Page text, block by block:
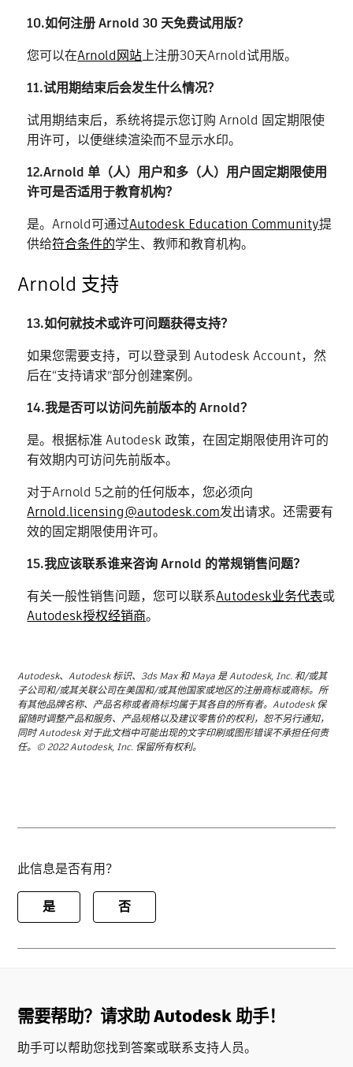
10.如何注册 Arnold 30 天免费试用版？
您可以在Arnold网站上注册30天Arnold试用版。
11.试用期结束后会发生什么情况？
试用期结束后，系统将提示您订购 Arnold 固定期限使
用许可，以便继续渲染而不显示水印。
12.Arnold 单（人）用户和多（人）用户固定期限使用
许可是否适用于教育机构？
是。Arnold可通过Autodesk Education Community提
供给符合条件的学生、教师和教育机构。
Arnold 支持
13.如何就技术或许可问题获得支持？
如果您需要支持，可以登录到 Autodesk Account，然
后在“支持请求”部分创建案例。
14.我是否可以访问先前版本的 Arnold？
是。根据标准 Autodesk 政策，在固定期限使用许可的
有效期内可访问先前版本。
对于Arnold 5之前的任何版本，您必须向
Arnold.licensing@autodesk.com发出请求。还需要有
效的固定期限使用许可。
15.我应该联系谁来咨询 Arnold 的常规销售问题？
有关一般性销售问题，您可以联系Autodesk业务代表或
Autodesk授权经销商。
Autodesk、Autodesk 标识、3ds Max 和 Maya 是 Autodesk, Inc. 和/或其
子公司和/或其关联公司在美国和/或其他国家或地区的注册商标或商标。所
有其他品牌名称、产品名称或者商标均属于其各自的所有者。Autodesk 保
留随时调整产品和服务、产品规格以及建议零售价的权利，恕不另行通知，
同时 Autodesk 对于此文档中可能出现的文字印刷或图形错误不承担任何责
任。© 2022 Autodesk, Inc. 保留所有权利。
此信息是否有用？
是 否
需要帮助？请求助 Autodesk 助手！
助手可以帮助您找到答案或联系支持人员。